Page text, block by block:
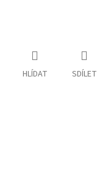
HLÍDAT SDÍLET